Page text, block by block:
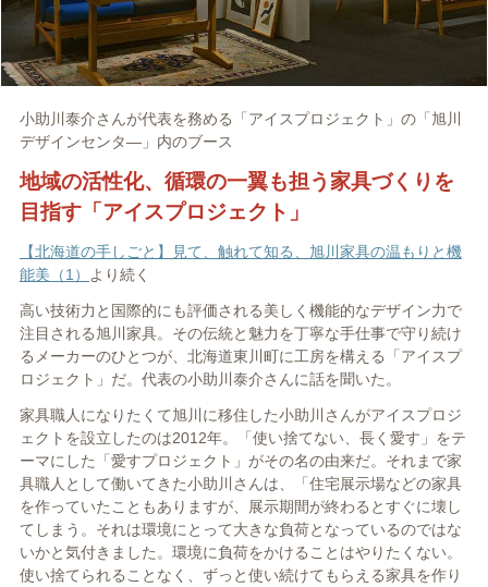
小助川泰介さんが代表を務める「アイスプロジェクト」の「旭川
デザインセンタ―」内のブース
地域の活性化、循環の一翼も担う家具づくりを
目指す「アイスプロジェクト」
【北海道の手しごと】見て、触れて知る、旭川家具の温もりと機
能美（1）
より続く
高い技術力と国際的にも評価される美しく機能的なデザイン力で
注目される旭川家具。その伝統と魅力を丁寧な手仕事で守り続け
るメーカーのひとつが、北海道東川町に工房を構える「アイスプ
ロジェクト」だ。代表の小助川泰介さんに話を聞いた。
家具職人になりたくて旭川に移住した小助川さんがアイスプロジ
ェクトを設立したのは2012年。「使い捨てない、長く愛す」をテ
ーマにした「愛すプロジェクト」がその名の由来だ。それまで家
具職人として働いてきた小助川さんは、「住宅展示場などの家具
を作っていたこともありますが、展示期間が終わるとすぐに壊し
てしまう。それは環境にとって大きな負荷となっているのではな
いかと気付きました。環境に負荷をかけることはやりたくない。
使い捨てられることなく、ずっと使い続けてもらえる家具を作り